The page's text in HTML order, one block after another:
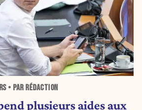
• PAR RÉDACTION
plusieurs aides aux